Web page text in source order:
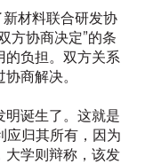
材料联合研发协
方协商决定”的条
的负担。双方关系
商解决。
明诞生了。这就是
应归其所有，因为
大学则辩称，该发